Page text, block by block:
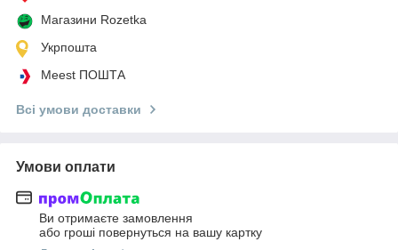
Магазини Rozetka
Укрпошта
Meest ПОШТА
Всі умови доставки
Умови оплати
Ви отримаєте замовлення
або гроші повернуться на вашу картку